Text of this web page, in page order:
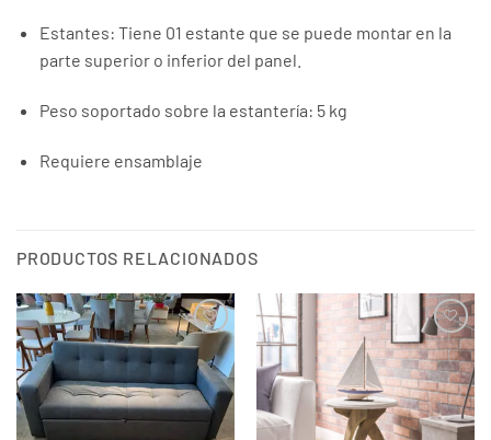
Estantes: Tiene 01 estante que se puede montar en la
parte superior o inferior del panel.
Peso soportado sobre la estantería: 5 kg
Requiere ensamblaje
PRODUCTOS RELACIONADOS